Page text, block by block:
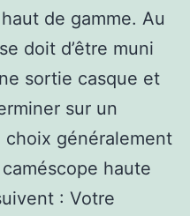
de gamme. Au
doit d’être muni
sortie casque et
sur un
généralement
caméscope haute
: Votre